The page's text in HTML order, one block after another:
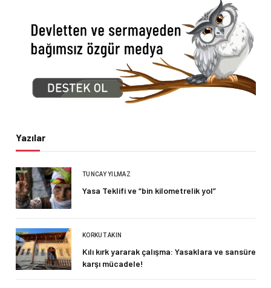
Yazılar
TUNCAY YILMAZ
Yasa Teklifi ve “bin kilometrelik yol”
KORKUT AKIN
Kılı kırk yararak çalışma: Yasaklara ve sansüre
karşı mücadele!